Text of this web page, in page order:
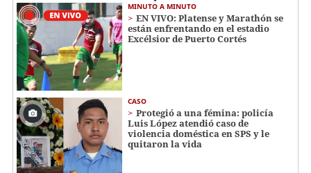
MINUTO A MINUTO
EN VIVO: Platense y Marathón se
están enfrentando en el estadio
Excélsior de Puerto Cortés
CASO
Protegió a una fémina: policía
Luis López atendió caso de
violencia doméstica en SPS y le
quitaron la vida